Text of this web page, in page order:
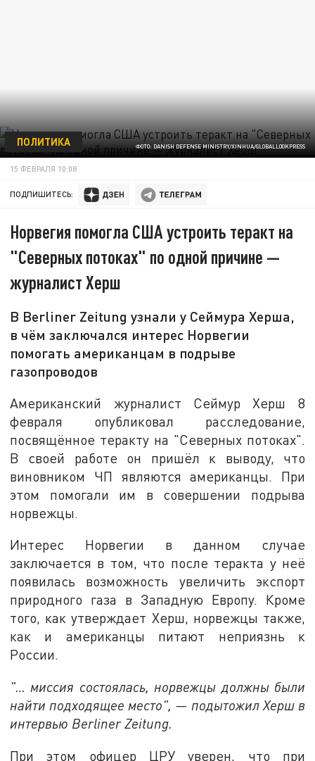
ФОТО: DANISH DEFENSE MINISTRY/XINHUA/GLOBALLOOKPRESS
ПОЛИТИКА
15 ФЕВРАЛЯ 10:08
ПОДПИШИТЕСЬ:
Норвегия помогла США устроить теракт на
"Северных потоках" по одной причине —
журналист Херш
В Berliner Zeitung узнали у Сеймура Херша,
в чём заключался интерес Норвегии
помогать американцам в подрыве
газопроводов
Американский журналист Сеймур Херш 8
февраля опубликовал расследование,
посвящённое теракту на "Северных потоках".
В своей работе он пришёл к выводу, что
виновником ЧП являются американцы. При
этом помогали им в совершении подрыва
норвежцы.
Интерес Норвегии в данном случае
заключается в том, что после теракта у неё
появилась возможность увеличить экспорт
природного газа в Западную Европу. Кроме
того, как утверждает Херш, норвежцы также,
как и американцы питают неприязнь к
России.
"… миссия состоялась, норвежцы должны были
найти подходящее место", — подытожил Херш в
интервью Berliner Zeitung.
При этом офицер ЦРУ уверен, что при